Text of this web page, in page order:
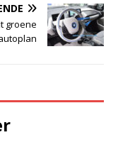
groene